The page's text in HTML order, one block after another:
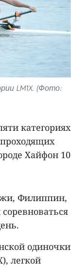
LM1X. (Фото:
категориях
Хайфон 10
Филиппин,
одиночки
легкой